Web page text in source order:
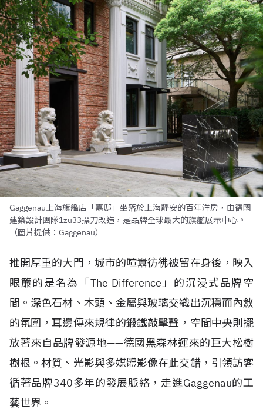
Gaggenau上海旗艦店「嘉邸」坐落於上海靜安的百年洋房，由德國
建築設計團隊1zu33操刀改造，是品牌全球最大的旗艦展示中心。
（圖片提供：Gaggenau）
推開厚重的大門，城市的喧囂彷彿被留在身後，映入
眼簾的是名為「The Difference」的沉浸式品牌空
間。深色石材、木頭、金屬與玻璃交織出沉穩而內斂
的氛圍，耳邊傳來規律的鍛鐵敲擊聲，空間中央則擺
放著來自品牌發源地——德國黑森林運來的巨大松樹
樹根。材質、光影與多媒體影像在此交錯，引領訪客
循著品牌340多年的發展脈絡，走進Gaggenau的工
藝世界。